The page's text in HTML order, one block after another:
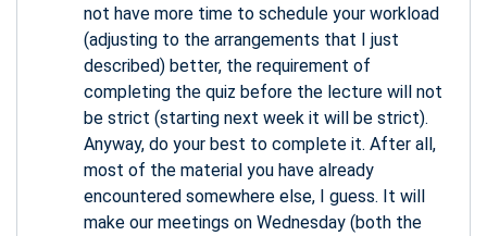
not have more time to schedule your workload
(adjusting to the arrangements that I just
described) better, the requirement of
completing the quiz before the lecture will not
be strict (starting next week it will be strict).
Anyway, do your best to complete it. After all,
most of the material you have already
encountered somewhere else, I guess. It will
make our meetings on Wednesday (both the